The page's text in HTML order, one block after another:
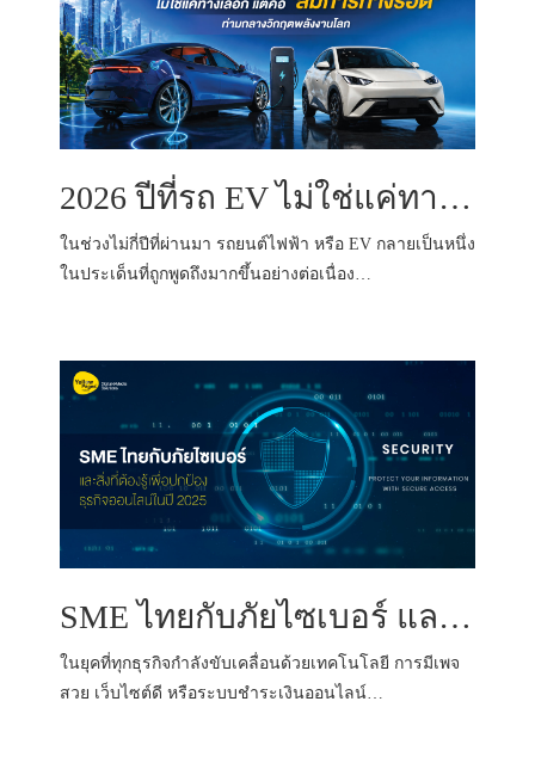
2026 ปีที่รถ EV ไม่ใช่แค่ทางเลือก แต่คือ 'สมการทางรอด' ท่ามกลางวิกฤตพลังงานโลก
ในช่วงไม่กี่ปีที่ผ่านมา รถยนต์ไฟฟ้า หรือ EV กลายเป็นหนึ่ง
ในประเด็นที่ถูกพูดถึงมากขึ้นอย่างต่อเนื่อง…
SME ไทยกับภัยไซเบอร์ และสิ่งที่ต้องรู้เพื่อปกป้องธุรกิจออนไลน์ในปี 2025
ในยุคที่ทุกธุรกิจกำลังขับเคลื่อนด้วยเทคโนโลยี การมีเพจ
สวย เว็บไซต์ดี หรือระบบชำระเงินออนไลน์…